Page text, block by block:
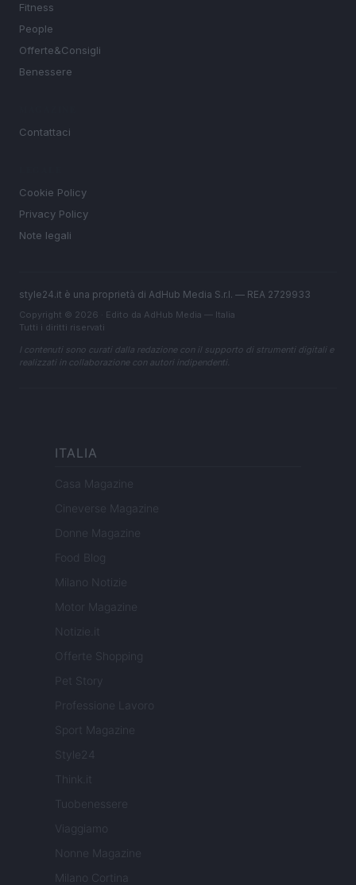
Fitness
People
Offerte&Consigli
Benessere
Contattaci
Cookie Policy
Privacy Policy
Note legali
style24.it è una proprietà di AdHub Media S.r.l. — REA 2729933
Copyright © 2026 · Edito da AdHub Media — Italia
Tutti i diritti riservati
I contenuti sono curati dalla redazione con il supporto di strumenti digitali e
realizzati in collaborazione con autori indipendenti.
ITALIA
Casa Magazine
Cineverse Magazine
Donne Magazine
Food Blog
Milano Notizie
Motor Magazine
Notizie.it
Offerte Shopping
Pet Story
Professione Lavoro
Sport Magazine
Style24
Think.it
Tuobenessere
Viaggiamo
Nonne Magazine
Milano Cortina